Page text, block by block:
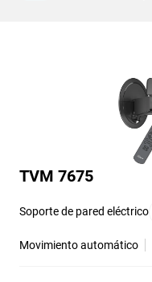
TVM 7675
Soporte de pared eléctrico
Movimiento automático